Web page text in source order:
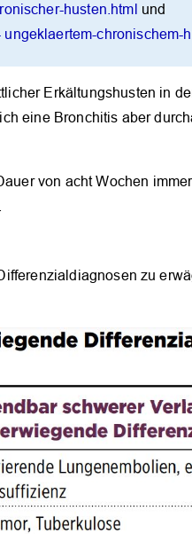
husten.html und
chronischem-
Erkältungshusten in
eine Bronchitis aber
von acht Wochen
zu